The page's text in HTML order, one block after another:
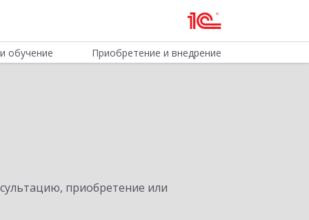
обучение Приобретение и внедрение
приобретение или